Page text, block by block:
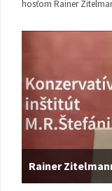
hosťom Rainer
Rainer